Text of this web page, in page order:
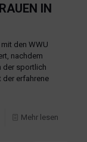
IN
den WWU
nachdem
der sportlich
erfahrene
Mehr lesen